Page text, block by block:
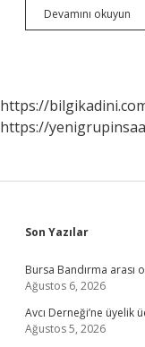
Devamını okuyun
?
https://
https://
Sidebar
Son Yazılar
Bursa Bandırma arası
Ağustos 6, 2026
Avcı Derneği’ne üyelik
Ağustos 5, 2026